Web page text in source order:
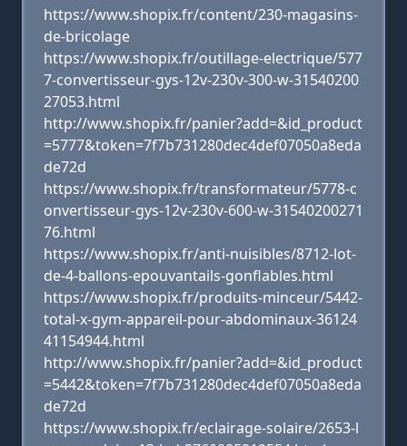
https://www.shopix.fr/content/230-magasins-
de-bricolage
https://www.shopix.fr/outillage-electrique/577
7-convertisseur-gys-12v-230v-300-w-31540200
27053.html
http://www.shopix.fr/panier?add=&id_product
=5777&token=7f7b731280dec4def07050a8eda
de72d
https://www.shopix.fr/transformateur/5778-c
onvertisseur-gys-12v-230v-600-w-31540200271
76.html
https://www.shopix.fr/anti-nuisibles/8712-lot-
de-4-ballons-epouvantails-gonflables.html
https://www.shopix.fr/produits-minceur/5442-
total-x-gym-appareil-pour-abdominaux-36124
41154944.html
http://www.shopix.fr/panier?add=&id_product
=5442&token=7f7b731280dec4def07050a8eda
de72d
https://www.shopix.fr/eclairage-solaire/2653-l